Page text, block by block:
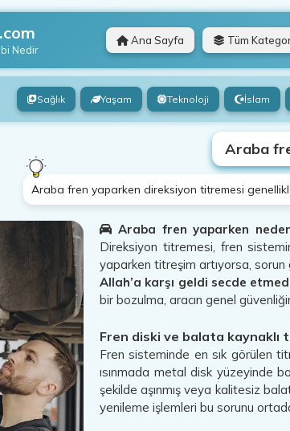
Nedir
Ana Sayfa Tüm
Sağlık Yaşam Teknoloji İslam
Araba
Araba fren yaparken direksiyon titremesi
Araba fren yaparken
Direksiyon titremesi, fren
yaparken titreşim artıyorsa, sorun
Allah’a karşı geldi secde
bir bozulma, aracın genel
Fren diski ve balata kaynaklı
Fren sisteminde en sık görülen
ısınmada metal disk yüzeyinde
şekilde aşınmış veya kalitesiz
yenileme işlemleri bu sorunu